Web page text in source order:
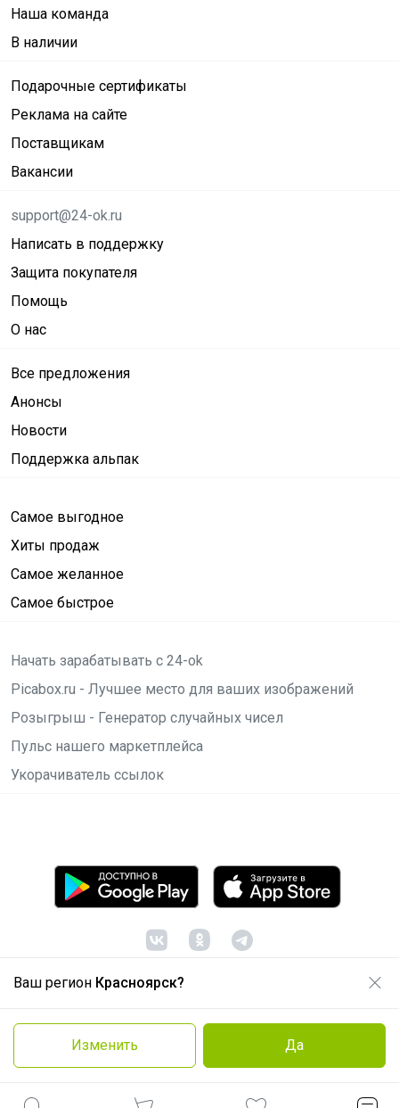
Ваш регион Красноярск?
Изменить Да
Наша команда
В наличии
Подарочные сертификаты
Реклама на сайте
Поставщикам
Вакансии
support@24-ok.ru
Написать в поддержку
Защита покупателя
Помощь
О нас
Все предложения
Анонсы
Новости
Поддержка альпак
Самое выгодное
Хиты продаж
Самое желанное
Самое быстрое
Начать зарабатывать с 24-ok
Picabox.ru - Лучшее место для ваших изображений
Розыгрыш - Генератор случайных чисел
Пульс нашего маркетплейса
Укорачиватель ссылок
© ООО "Лявита", ОГРН 1122468054070, 2012 -2026
Политика конфиденциальности
Cоглашение пользователя